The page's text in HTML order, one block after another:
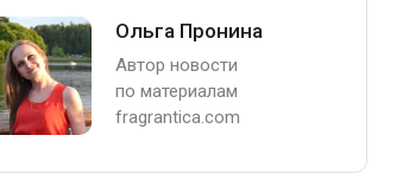
Ольга Пронина
Автор новости
по материалам
fragrantica.com